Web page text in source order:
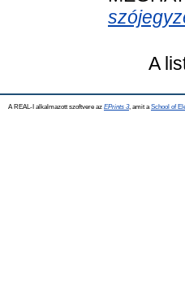
A
A REAL-I alkalmazott szoftvere az EPrints 3, amit a School of